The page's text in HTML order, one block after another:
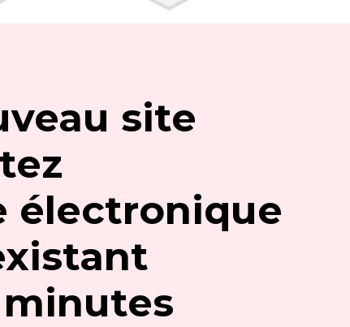
site
électronique